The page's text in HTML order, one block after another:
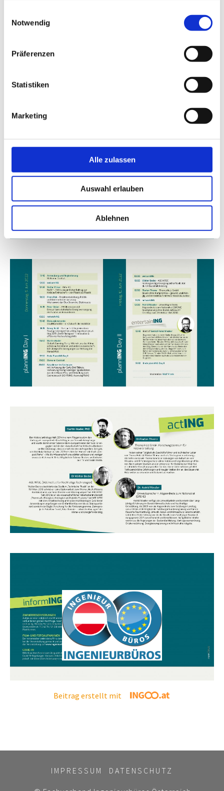
Notwendig
Präferenzen
Statistiken
Marketing
Alle zulassen
Auswahl erlauben
Ablehnen
Beitrag erstellt mit
IMPRESSUM DATENSCHUTZ